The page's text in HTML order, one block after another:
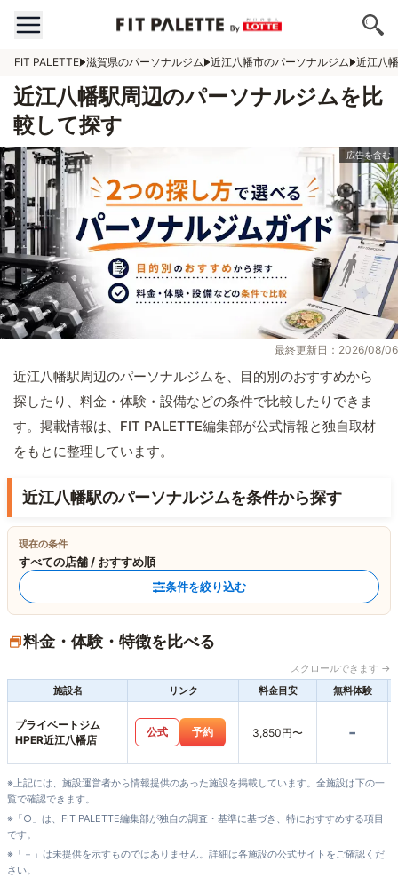
FIT PALETTE 滋賀県のパーソナルジム 近江八幡市のパーソナルジム 近江八
近江八幡駅周辺のパーソナルジムを比
較して探す
最終更新日：2026/08/06
近江八幡駅周辺のパーソナルジムを、目的別のおすすめから
探したり、料金・体験・設備などの条件で比較したりできま
す。掲載情報は、FIT PALETTE編集部が公式情報と独自取材
をもとに整理しています。
近江八幡駅のパーソナルジムを条件から探す
現在の条件
すべての店舗 / おすすめ順
条件を絞り込む
料金・体験・特徴を比べる
スクロールできます →
施設名
リンク 料金目安 無料体験
プライベートジム
HPER近江八幡店
公式 予約 3,850円〜 -
※上記には、施設運営者から情報提供のあった施設を掲載しています。全施設は下の一
覧で確認できます。
※「○」は、FIT PALETTE編集部が独自の調査・基準に基づき、特におすすめする項目
です。
※「－」は未提供を示すものではありません。詳細は各施設の公式サイトをご確認くだ
さい。